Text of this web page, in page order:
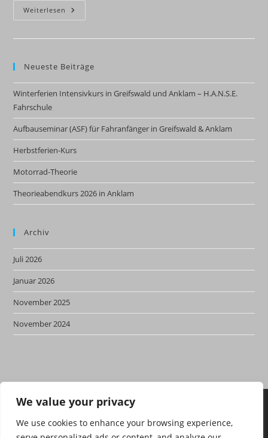
We value your privacy
We use cookies to enhance your browsing experience,
Weiterlesen Aufbauseminar
(ASF)
Anklam
Neueste Beiträge
Winterferien Intensivkurs in Greifswald und Anklam – H.A.N.S.E.
Fahrschule
Aufbauseminar (ASF) für Fahranfänger in Greifswald & Anklam
Herbstferien-Kurs
Motorrad-Theorie
Theorieabendkurs 2026 in Anklam
Archiv
Juli 2026
Januar 2026
November 2025
November 2024